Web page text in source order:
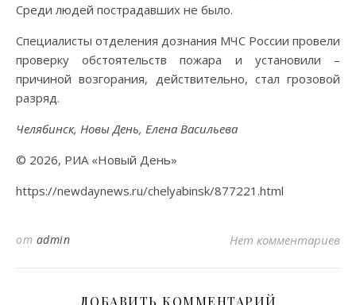
Среди людей пострадавших не было.
Специалисты отделения дознания МЧС России провели
проверку обстоятельств пожара и установили –
причиной возгорания, действительно, стал грозовой
разряд.
Челябинск, Новы День, Елена Васильева
© 2026, РИА «Новый День»
https://newdaynews.ru/chelyabinsk/877221.html
от admin Нет комментариев
ДОБАВИТЬ КОММЕНТАРИЙ